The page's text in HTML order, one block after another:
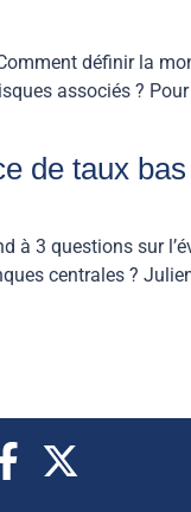
définir la
associés ?
de taux
à 3 questions sur
centrales ?